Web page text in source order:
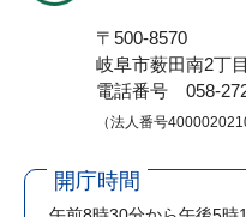
〒500-8570
岐阜市薮田南2丁
電話番号 058-
（法人番号
開庁時間